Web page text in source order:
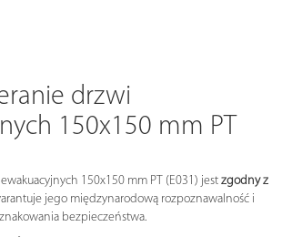
drzwi
150x150 mm PT
150x150 mm PT (E031) jest zgodny z
jego międzynarodową rozpoznawalność i
bezpieczeństwa.